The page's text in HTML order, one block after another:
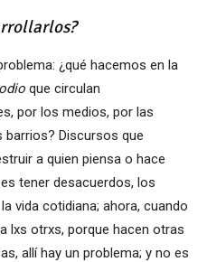
¿qué hacemos en la
que circulan
por los medios, por las
barrios? Discursos que
a quien piensa o hace
tener desacuerdos, los
vida cotidiana; ahora, cuando
lxs otrxs, porque hacen otras
allí hay un problema; y no es